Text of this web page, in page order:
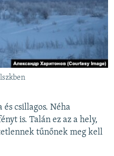
csillagos. Néha
is. Talán ez az a hely,
tűnőnek meg kell